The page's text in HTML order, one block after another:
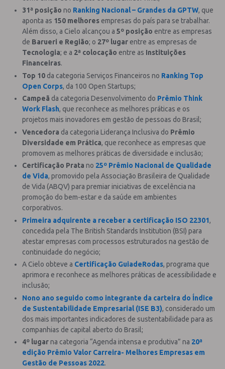
31ª posição no Ranking Nacional – Grandes da GPTW, que
aponta as 150 melhores empresas do país para se trabalhar.
Além disso, a Cielo alcançou a 5º posição entre as empresas
de Barueri e Região; o 27º lugar entre as empresas de
Tecnologia; e a 2ª colocação entre as Instituições
Financeiras.
Top 10 da categoria Serviços Financeiros no Ranking Top
Open Corps, da 100 Open Startups;
Campeã da categoria Desenvolvimento do Prêmio Think
Work Flash, que reconhece as melhores práticas e os
projetos mais inovadores em gestão de pessoas do Brasil;
Vencedora da categoria Liderança Inclusiva do Prêmio
Diversidade em Prática, que reconhece as empresas que
promovem as melhores práticas de diversidade e inclusão;
Certificação Prata no 25º Prêmio Nacional de Qualidade
de Vida, promovido pela Associação Brasileira de Qualidade
de Vida (ABQV) para premiar iniciativas de excelência na
promoção do bem-estar e da saúde em ambientes
corporativos.
Primeira adquirente a receber a certificação ISO 22301,
concedida pela The British Standards Institution (BSI) para
atestar empresas com processos estruturados na gestão de
continuidade do negócio;
A Cielo obteve a Certificação GuiadeRodas, programa que
aprimora e reconhece as melhores práticas de acessibilidade e
inclusão;
Nono ano seguido como integrante da carteira do Índice
de Sustentabilidade Empresarial (ISE B3), considerado um
dos mais importantes indicadores de sustentabilidade para as
companhias de capital aberto do Brasil;
4º lugarna categoria “Agenda intensa e produtiva” na 20ª
edição Prêmio Valor Carreira- Melhores Empresas em
Gestão de Pessoas 2022.